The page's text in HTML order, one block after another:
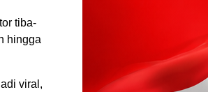
tiba-
hingga
viral,